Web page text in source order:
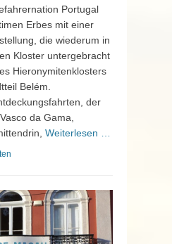
Portugal
Erbes mit einer
die wiederum in
Kloster untergebracht
Hieronymitenklosters
Belém.
der
da Gama,
Weiterlesen …